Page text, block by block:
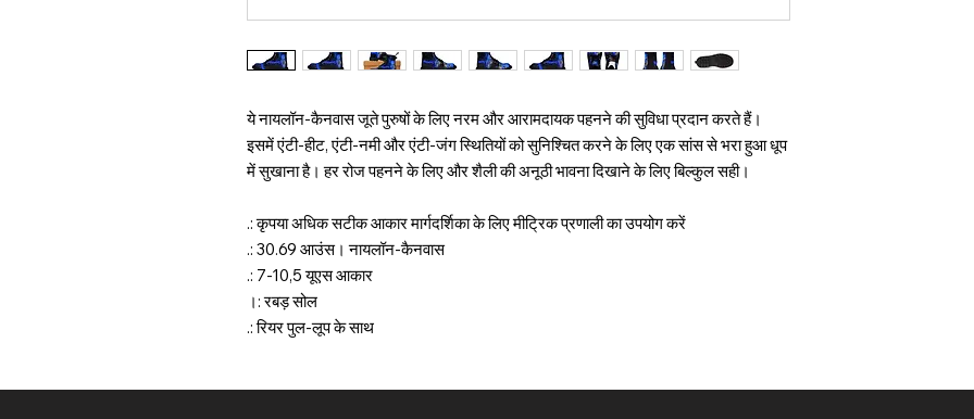
ये नायलॉन-कैनवास जूते पुरुषों के लिए नरम और आरामदायक पहनने की सुविधा प्रदान करते हैं।
इसमें एंटी-हीट, एंटी-नमी और एंटी-जंग स्थितियों को सुनिश्चित करने के लिए एक सांस से भरा हुआ धूप
में सुखाना है। हर रोज पहनने के लिए और शैली की अनूठी भावना दिखाने के लिए बिल्कुल सही।
.: कृपया अधिक सटीक आकार मार्गदर्शिका के लिए मीट्रिक प्रणाली का उपयोग करें
.: 30.69 आउंस। नायलॉन-कैनवास
.: 7-10,5 यूएस आकार
।: रबड़ सोल
.: रियर पुल-लूप के साथ